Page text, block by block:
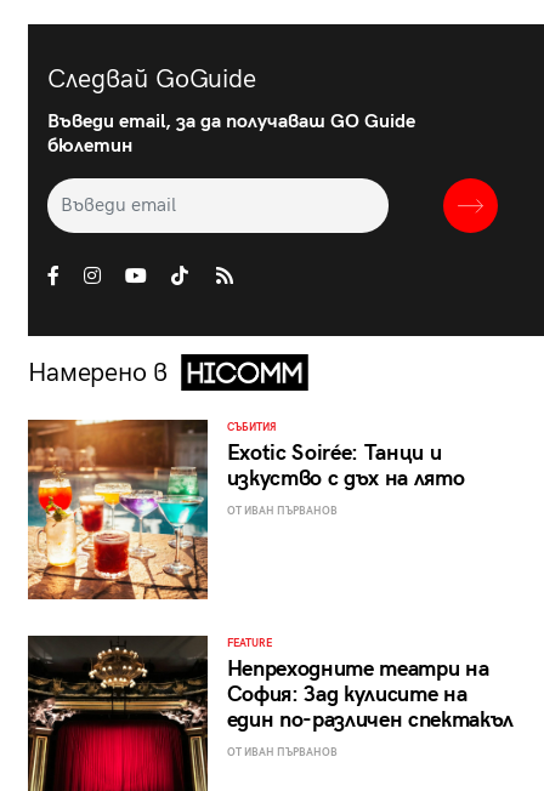
Следвай GoGuide
Въведи email, за да получаваш GO Guide
бюлетин
Намерено в
СЪБИТИЯ
Exotic Soirée: Танци и
изкуство с дъх на лято
ОТ ИВАН ПЪРВАНОВ
FEATURE
Непреходните театри на
София: Зад кулисите на
един по-различен спектакъл
ОТ ИВАН ПЪРВАНОВ